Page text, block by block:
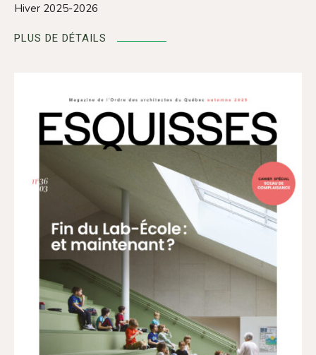
Hiver 2025-2026
PLUS DE DÉTAILS